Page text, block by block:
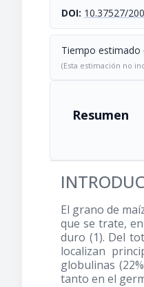
DOI: 10.37527/
Tiempo estimado
(Esta estimación no
Resumen
El grano de
que se trate,
duro (1). Del
localizan
globulinas
tanto en el